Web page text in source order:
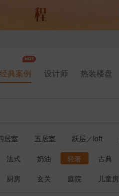
经典案例 设计师 热装楼盘
居室 五居室 跃层／loft
法式 奶油 轻奢 古典
厨房 玄关 庭院 儿童房